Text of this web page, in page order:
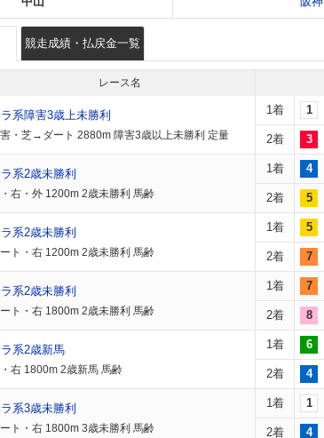
競走成績・払戻金一覧
レース名
系障害3歳上未勝利
・芝→ダート 2880m 障害3歳以上未勝利 定量
1着 1
2着 3
系2歳未勝利
右・外 1200m 2歳未勝利 馬齢
1着 4
2着 5
系2歳未勝利
ト・右 1200m 2歳未勝利 馬齢
1着 5
2着 7
系2歳未勝利
ト・右 1800m 2歳未勝利 馬齢
1着 7
2着 8
系2歳新馬
右 1800m 2歳新馬 馬齢
1着 6
2着 4
系3歳未勝利
ト・右 1800m 3歳未勝利 馬齢
1着 1
2着 4